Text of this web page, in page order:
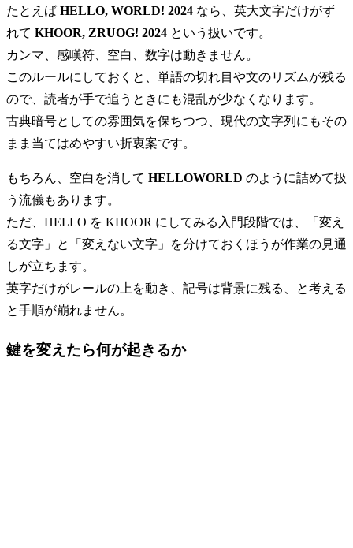
たとえば HELLO, WORLD! 2024 なら、英大文字だけがず
れて KHOOR, ZRUOG! 2024 という扱いです。
カンマ、感嘆符、空白、数字は動きません。
このルールにしておくと、単語の切れ目や文のリズムが残る
ので、読者が手で追うときにも混乱が少なくなります。
古典暗号としての雰囲気を保ちつつ、現代の文字列にもその
まま当てはめやすい折衷案です。
もちろん、空白を消して HELLOWORLD のように詰めて扱
う流儀もあります。
ただ、HELLO を KHOOR にしてみる入門段階では、「変え
る文字」と「変えない文字」を分けておくほうが作業の見通
しが立ちます。
英字だけがレールの上を動き、記号は背景に残る、と考える
と手順が崩れません。
鍵を変えたら何が起きるか